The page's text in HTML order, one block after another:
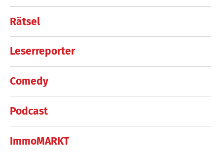
Rätsel
Leserreporter
Comedy
Podcast
ImmoMARKT